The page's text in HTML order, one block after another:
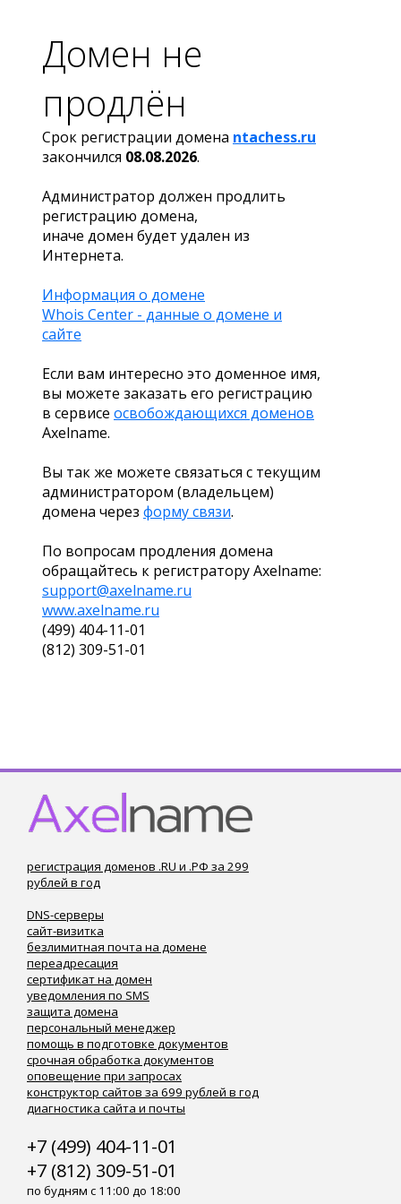
Домен не
продлён
Срок регистрации домена ntachess.ru
закончился 08.08.2026.
Администратор должен продлить
регистрацию домена,
иначе домен будет удален из
Интернета.
Информация о домене
Whois Center - данные о домене и
сайте
Если вам интересно это доменное имя,
вы можете заказать его регистрацию
в сервисе освобождающихся доменов
Axelname.
Вы так же можете связаться с текущим
администратором (владельцем)
домена через форму связи.
По вопросам продления домена
обращайтесь к регистратору Axelname:
support@axelname.ru
www.axelname.ru
(499) 404-11-01
(812) 309-51-01
регистрация доменов .RU и .РФ за 299
рублей в год
DNS-серверы
сайт-визитка
безлимитная почта на домене
переадресация
сертификат на домен
уведомления по SMS
защита домена
персональный менеджер
помощь в подготовке документов
срочная обработка документов
оповещение при запросах
конструктор сайтов за 699 рублей в год
диагностика сайта и почты
+7 (499) 404-11-01
+7 (812) 309-51-01
по будням с 11:00 до 18:00